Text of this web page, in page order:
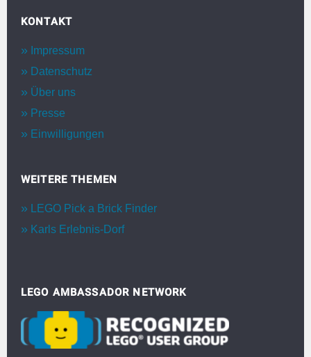
KONTAKT
Impressum
Datenschutz
Über uns
Presse
Einwilligungen
WEITERE THEMEN
LEGO Pick a Brick Finder
Karls Erlebnis-Dorf
LEGO AMBASSADOR NETWORK